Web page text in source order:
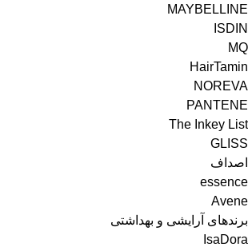
MAYBELLINE
ISDIN
MQ
HairTamin
NOREVA
PANTENE
The Inkey List
GLISS
اصداف
essence
Avene
برندهای آرایشی و بهداشتی
IsaDora